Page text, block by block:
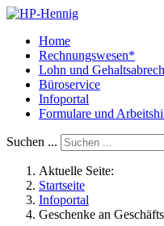
Home
Rechnungswesen*
Lohn und
Büroservice
Infoportal
Formulare und
Suchen ...
Aktuelle Seite:
Startseite
Infoportal
Geschenke an